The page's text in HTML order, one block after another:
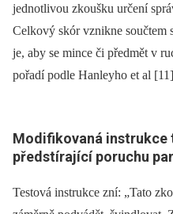
jednotlivou zkoušku určení
Celkový skór vznikne součtem
je, aby se mince či předmět v
pořadí podle Hanleyho et al
Modifikovaná instrukce
předstírající poruchu
Testová instrukce zní: „Tato